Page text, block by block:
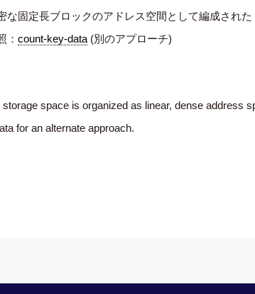
な固定長ブロックのアドレス空間として編成され
：count-key-data (別のアプローチ)
space is organized as linear, dense
for an alternate approach.